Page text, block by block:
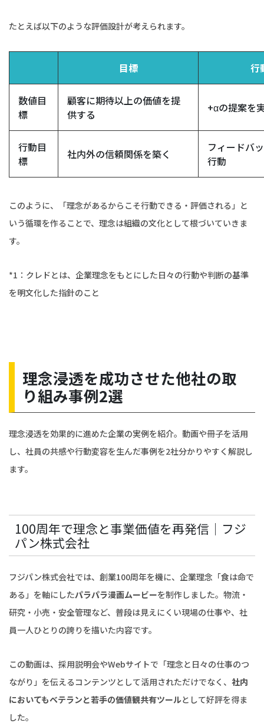
たとえば以下のような評価設計が考えられます。
目標 行
数値目
標
顧客に期待以上の価値を提
供する
+αの提案を
行動目
標
社内外の信頼関係を築く
フィードバ
行動
このように、「理念があるからこそ行動できる・評価される」と
いう循環を作ることで、理念は組織の文化として根づいていきま
す。
*1：クレドとは、企業理念をもとにした日々の行動や判断の基準
を明文化した指針のこと
理念浸透を成功させた他社の取
り組み事例2選
理念浸透を効果的に進めた企業の実例を紹介。動画や冊子を活用
し、社員の共感や行動変容を生んだ事例を2社分かりやすく解説し
ます。
100周年で理念と事業価値を再発信｜フジ
パン株式会社
フジパン株式会社では、創業100周年を機に、企業理念「食は命で
ある」を軸にしたパラパラ漫画ムービーを制作しました。物流・
研究・小売・安全管理など、普段は見えにくい現場の仕事や、社
員一人ひとりの誇りを描いた内容です。
この動画は、採用説明会やWebサイトで「理念と日々の仕事のつ
ながり」を伝えるコンテンツとして活用されただけでなく、 社内
においてもベテランと若手の価値観共有ツールとして好評を得ま
した。